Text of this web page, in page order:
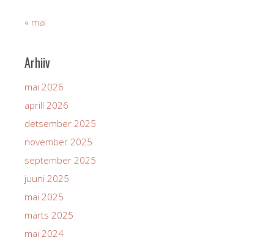
« mai
Arhiiv
mai 2026
aprill 2026
detsember 2025
november 2025
september 2025
juuni 2025
mai 2025
märts 2025
mai 2024